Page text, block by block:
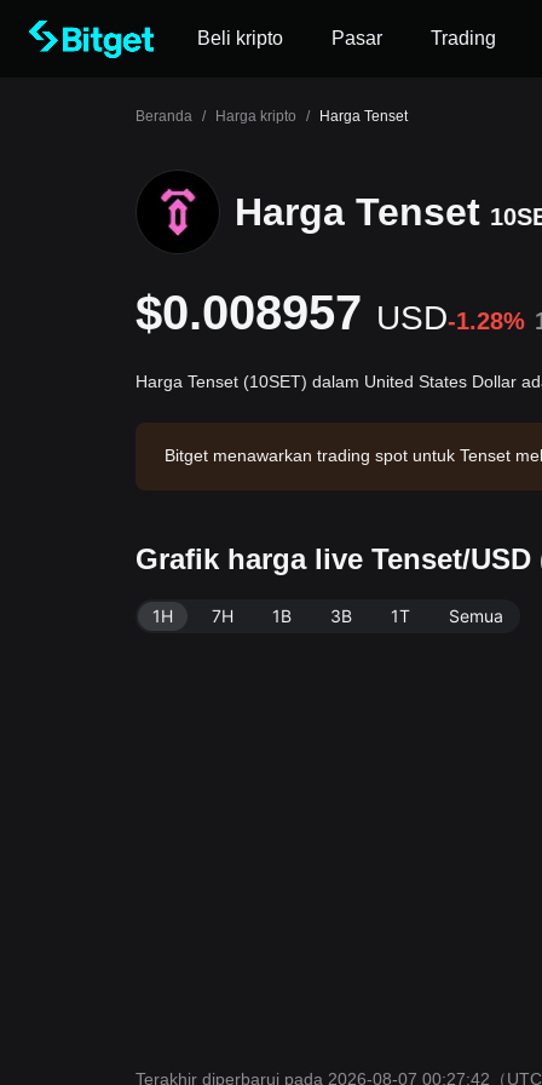
Beli kripto Pasar Trading
Beranda / Harga kripto / Harga Tenset
Harga Tenset
$0.008957 USD-1.28%
Harga Tenset (10SET) dalam United States Dollar
Bitget menawarkan trading spot untuk Tenset
Grafik harga live Tenset/USD
1H 7H 1B 3B 1T Semua
Terakhir diperbarui pada 2026-08-07 00:27:42 （